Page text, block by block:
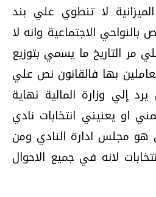
لا تنطوي علي بند
بالنواحي الاجتماعية وانه لا
مر التاريخ ما يسمي بتوزيع
بها فالقانون نص علي
إلي وزارة المالية نهاية
او يعنيني انتخابات نادي
هو مجلس ادارة النادي ومن
لانه في جميع الاحوال